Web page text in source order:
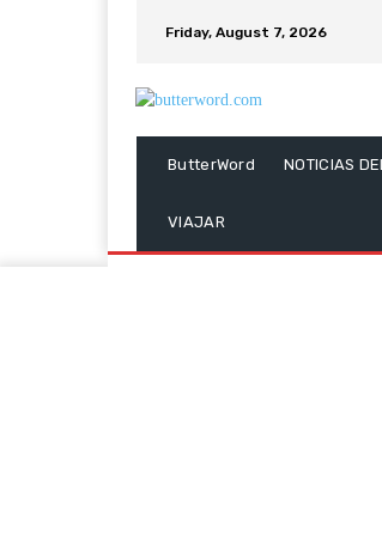
Friday, August 7, 2026
ButterWord NOTICIAS
VIAJAR